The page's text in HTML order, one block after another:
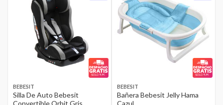
BEBESIT
Silla De Auto Bebesit
BEBESIT
Bañera Bebesit Jelly Hama